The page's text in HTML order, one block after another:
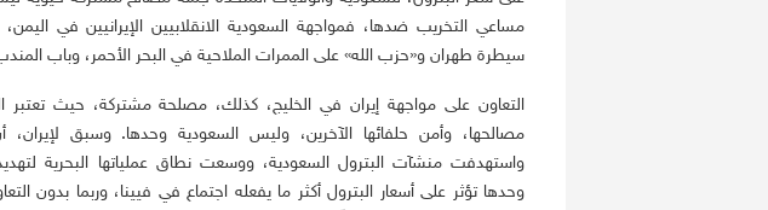
مساعي التخريب ضدها، فمواجهة السعودية الانقلابيين الإيرانيين في
سيطرة طهران و«حزب الله» على الممرات الملاحية في البحر الأحمر، وباب
التعاون على مواجهة إيران في الخليج، كذلك، مصلحة مشتركة، حيث تعتبر
مصالحها، وأمن حلفائها الآخرين، وليس السعودية وحدها. وسبق
واستهدفت منشآت البترول السعودية، ووسعت نطاق عملياتها البحرية
وحدها تؤثر على أسعار البترول أكثر ما يفعله اجتماع في فيينا، وربما بدون